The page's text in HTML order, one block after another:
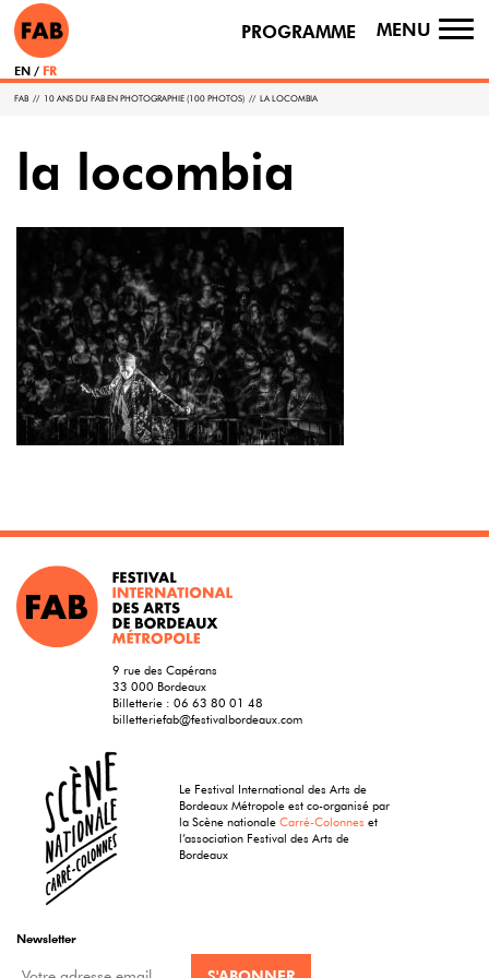
PROGRAMME MENU
EN FR
FAB // 10 ANS DU FAB EN PHOTOGRAPHIE (100 PHOTOS) // LA LOCOMBIA
la locombia
9 rue des Capérans
33 000 Bordeaux
Billetterie : 06 63 80 01 48
billetteriefab@festivalbordeaux.com
Le Festival International des Arts de
Bordeaux Métropole est co-organisé par
la Scène nationaleCarré-Colonnes et
l’association Festival des Arts de
Bordeaux
Newsletter